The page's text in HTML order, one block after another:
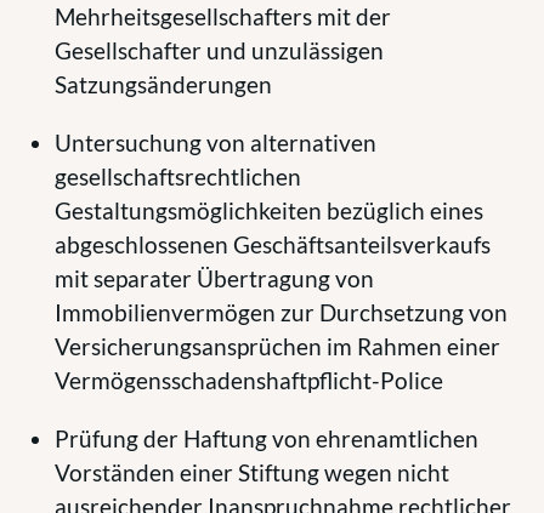
Mehrheitsgesellschafters mit der
Gesellschafter und unzulässigen
Satzungsänderungen
Untersuchung von alternativen
gesellschaftsrechtlichen
Gestaltungsmöglichkeiten bezüglich eines
abgeschlossenen Geschäftsanteilsverkaufs
mit separater Übertragung von
Immobilienvermögen zur Durchsetzung von
Versicherungsansprüchen im Rahmen einer
Vermögensschadenshaftpflicht-Police
Prüfung der Haftung von ehrenamtlichen
Vorständen einer Stiftung wegen nicht
ausreichender Inanspruchnahme rechtlicher